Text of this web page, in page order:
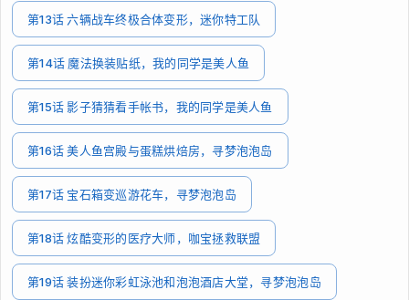
第13话 六辆战车终极合体变形，迷你特工队
第14话 魔法换装贴纸，我的同学是美人鱼
第15话 影子猜猜看手帐书，我的同学是美人鱼
第16话 美人鱼宫殿与蛋糕烘焙房，寻梦泡泡岛
第17话 宝石箱变巡游花车，寻梦泡泡岛
第18话 炫酷变形的医疗大师，咖宝拯救联盟
第19话 装扮迷你彩虹泳池和泡泡酒店大堂，寻梦泡泡岛